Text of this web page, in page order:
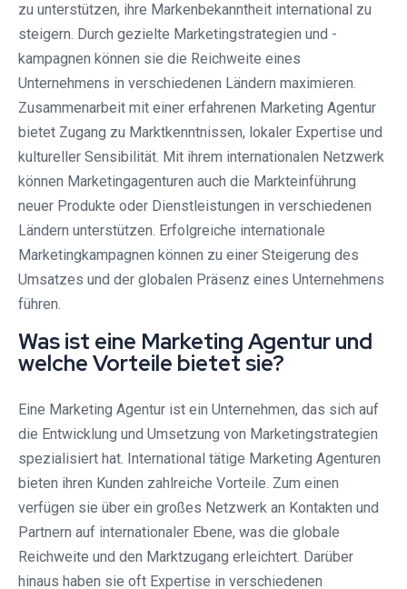
zu unterstützen, ihre Markenbekanntheit international zu
steigern. Durch gezielte Marketingstrategien und -
kampagnen können sie die Reichweite eines
Unternehmens in verschiedenen Ländern maximieren.
Zusammenarbeit mit einer erfahrenen Marketing Agentur
bietet Zugang zu Marktkenntnissen, lokaler Expertise und
kultureller Sensibilität. Mit ihrem internationalen Netzwerk
können Marketingagenturen auch die Markteinführung
neuer Produkte oder Dienstleistungen in verschiedenen
Ländern unterstützen. Erfolgreiche internationale
Marketingkampagnen können zu einer Steigerung des
Umsatzes und der globalen Präsenz eines Unternehmens
führen.
Was ist eine Marketing Agentur und
welche Vorteile bietet sie?
Eine Marketing Agentur ist ein Unternehmen, das sich auf
die Entwicklung und Umsetzung von Marketingstrategien
spezialisiert hat. International tätige Marketing Agenturen
bieten ihren Kunden zahlreiche Vorteile. Zum einen
verfügen sie über ein großes Netzwerk an Kontakten und
Partnern auf internationaler Ebene, was die globale
Reichweite und den Marktzugang erleichtert. Darüber
hinaus haben sie oft Expertise in verschiedenen